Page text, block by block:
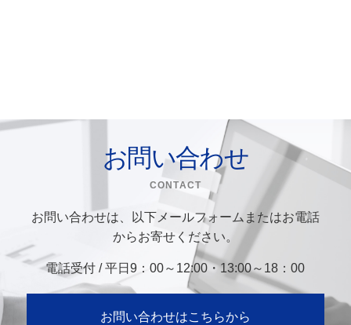
お問い合わせ
CONTACT
お問い合わせは、以下メールフォームまたはお電話
からお寄せください。
電話受付 / 平日9：00～12:00・13:00～18：00
お問い合わせはこちらから